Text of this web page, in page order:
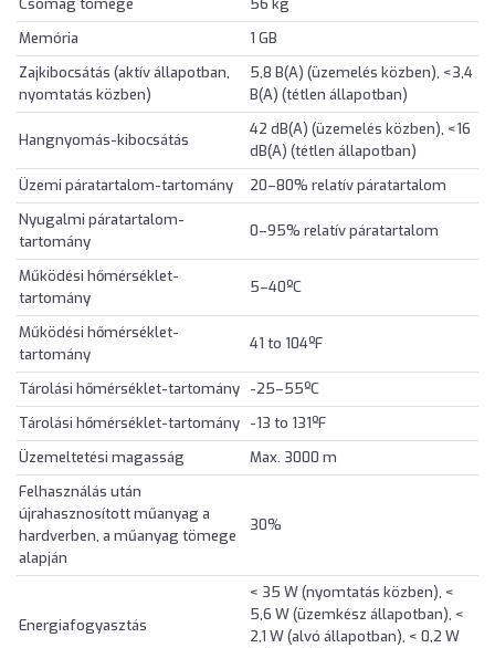
Csomag tömege
56 kg
Memória
1 GB
Zajkibocsátás (aktív állapotban,
nyomtatás közben)
5,8 B(A) (üzemelés közben), <3,4
B(A) (tétlen állapotban)
Hangnyomás-kibocsátás
42 dB(A) (üzemelés közben), <16
dB(A) (tétlen állapotban)
Üzemi páratartalom-tartomány
20–80% relatív páratartalom
Nyugalmi páratartalom-
tartomány
0–95% relatív páratartalom
Működési hőmérséklet-
tartomány
5–40ºC
Működési hőmérséklet-
tartomány
41 to 104ºF
Tárolási hőmérséklet-tartomány -25–55ºC
Tárolási hőmérséklet-tartomány -13 to 131ºF
Üzemeltetési magasság
Max. 3000 m
Felhasználás után
újrahasznosított műanyag a
hardverben, a műanyag tömege
alapján
30%
Energiafogyasztás
< 35 W (nyomtatás közben), <
5,6 W (üzemkész állapotban), <
2,1 W (alvó állapotban), < 0,2 W